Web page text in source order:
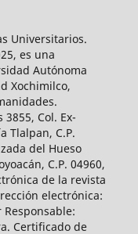
Universitarios.
es una
Autónoma
Xochimilco,
Col. Ex-
Tlalpan, C.P.
del Hueso
C.P. 04960,
de la revista
electrónica:
Certificado de